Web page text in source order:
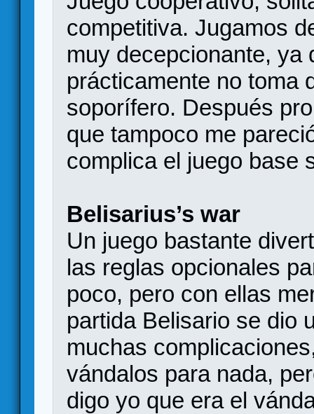
competitiva. Jugamos
muy decepcionante, ya
prácticamente no toma
soporífero. Después
que tampoco me
complica el juego base
Belisarius’s war
Un juego bastante
las reglas opcionales
poco, pero con ellas
partida Belisario se dio
muchas
vándalos para nada,
digo yo que era el